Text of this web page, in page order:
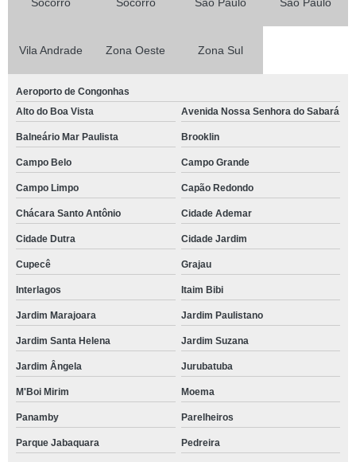
Vila Andrade Zona Oeste Zona Sul
Aeroporto de Congonhas
Alto do Boa Vista
Avenida Nossa Senhora do Sabará
Balneário Mar Paulista Brooklin
Campo Belo Campo Grande
Campo Limpo Capão Redondo
Chácara Santo Antônio Cidade Ademar
Cidade Dutra Cidade Jardim
Cupecê Grajau
Interlagos Itaim Bibi
Jardim Marajoara Jardim Paulistano
Jardim Santa Helena Jardim Suzana
Jardim Ângela Jurubatuba
M'Boi Mirim Moema
Panamby Parelheiros
Parque Jabaquara Pedreira